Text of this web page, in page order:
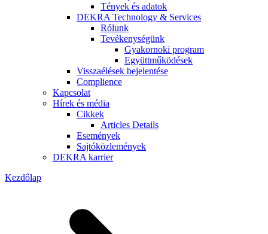
Tények és adatok
DEKRA Technology & Services
Rólunk
Tevékenységünk
Gyakornoki program
Együttműködések
Visszaélések bejelentése
Complience
Kapcsolat
Hírek és média
Cikkek
Articles Details
Események
Sajtóközlemények
DEKRA karrier
Kezdőlap